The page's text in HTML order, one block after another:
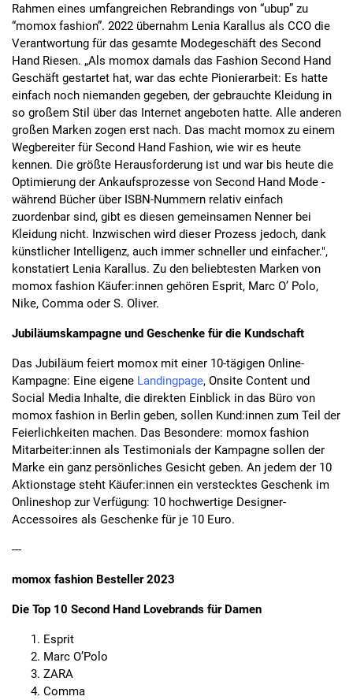
Rahmen eines umfangreichen Rebrandings von “ubup” zu
“momox fashion”. 2022 übernahm Lenia Karallus als CCO die
Verantwortung für das gesamte Modegeschäft des Second
Hand Riesen. „Als momox damals das Fashion Second Hand
Geschäft gestartet hat, war das echte Pionierarbeit: Es hatte
einfach noch niemanden gegeben, der gebrauchte Kleidung in
so großem Stil über das Internet angeboten hatte. Alle anderen
großen Marken zogen erst nach. Das macht momox zu einem
Wegbereiter für Second Hand Fashion, wie wir es heute
kennen. Die größte Herausforderung ist und war bis heute die
Optimierung der Ankaufsprozesse von Second Hand Mode -
während Bücher über ISBN-Nummern relativ einfach
zuordenbar sind, gibt es diesen gemeinsamen Nenner bei
Kleidung nicht. Inzwischen wird dieser Prozess jedoch, dank
künstlicher Intelligenz, auch immer schneller und einfacher.",
konstatiert Lenia Karallus. Zu den beliebtesten Marken von
momox fashion Käufer:innen gehören Esprit, Marc O’ Polo,
Nike, Comma oder S. Oliver.
Jubiläumskampagne und Geschenke für die Kundschaft
Das Jubiläum feiert momox mit einer 10-tägigen Online-
Kampagne: Eine eigene Landingpage, Onsite Content und
Social Media Inhalte, die direkten Einblick in das Büro von
momox fashion in Berlin geben, sollen Kund:innen zum Teil der
Feierlichkeiten machen. Das Besondere: momox fashion
Mitarbeiter:innen als Testimonials der Kampagne sollen der
Marke ein ganz persönliches Gesicht geben. An jedem der 10
Aktionstage steht Käufer:innen ein verstecktes Geschenk im
Onlineshop zur Verfügung: 10 hochwertige Designer-
Accessoires als Geschenke für je 10 Euro.
---
momox fashion Besteller 2023
Die Top 10 Second Hand Lovebrands für Damen
Esprit
Marc O’Polo
ZARA
Comma